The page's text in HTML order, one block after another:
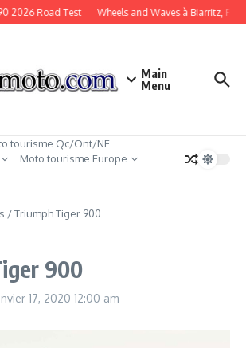
2026 Road Test Wheels and Waves à Biarritz,
Main
Menu
tourisme Qc/Ont/NE
Moto tourisme Europe
/Triumph Tiger 900
900
17, 2020 12:00 am